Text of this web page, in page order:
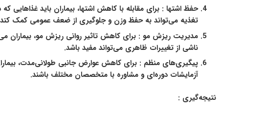
حفظ اشتها : برای مقابله با کاهش اشتها، بیماران باید
تغذیه می‌تواند به حفظ وزن و جلوگیری از ضعف عمومی کمک
مدیریت ریزش مو : برای کاهش تاثیر روانی ریزش مو، بیماران
ناشی از تغییرات ظاهری می‌تواند مفید باشد.
پیگیری‌های منظم : برای کاهش عوارض جانبی طولانی‌مدت،
آزمایشات دوره‌ای و مشاوره با متخصصان مختلف باشند.
نتیجه‌گیری :